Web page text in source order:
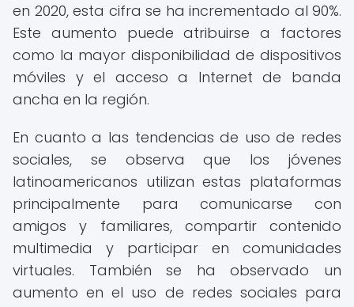
en 2020, esta cifra se ha incrementado al 90%.
Este aumento puede atribuirse a factores
como la mayor disponibilidad de dispositivos
móviles y el acceso a Internet de banda
ancha en la región.
En cuanto a las tendencias de uso de redes
sociales, se observa que los jóvenes
latinoamericanos utilizan estas plataformas
principalmente para comunicarse con
amigos y familiares, compartir contenido
multimedia y participar en comunidades
virtuales. También se ha observado un
aumento en el uso de redes sociales para